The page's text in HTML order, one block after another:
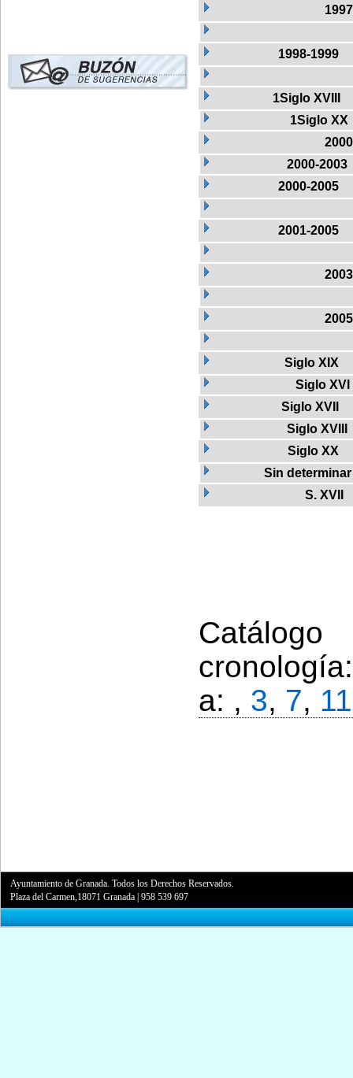
1997
1998-1999
1Siglo XVIII
1Siglo XX
2000
2000-2003
2000-2005
2001-2005
2003
2005
Siglo XIX
Siglo XVI
Siglo XVII
Siglo XVIII
Siglo XX
Sin determinar
S. XVII
a: , 3, 7, 11
Ayuntamiento de Granada. Todos los Derechos Reservados.
Plaza del Carmen,18071 Granada |958 539 697